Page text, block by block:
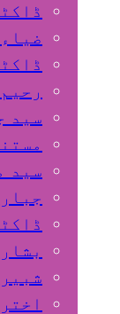
سید
سید